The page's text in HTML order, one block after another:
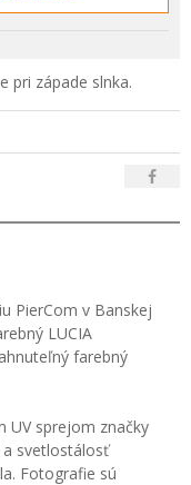
pri západe slnka.
PierCom v Banskej
LUCIA
farebný
UV sprejom značky
a svetlostálosť
Fotografie sú